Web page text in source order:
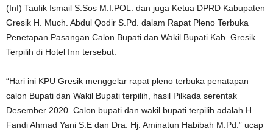
(Inf) Taufik Ismail S.Sos M.I.POL. dan juga Ketua DPRD Kabupaten
Gresik H. Much. Abdul Qodir S.Pd. dalam Rapat Pleno Terbuka
Penetapan Pasangan Calon Bupati dan Wakil Bupati Kab. Gresik
Terpilih di Hotel Inn tersebut.
“Hari ini KPU Gresik menggelar rapat pleno terbuka penatapan
calon Bupati dan Wakil Bupati terpilih, hasil Pilkada serentak
Desember 2020. Calon bupati dan wakil bupati terpilih adalah H.
Fandi Ahmad Yani S.E dan Dra. Hj. Aminatun Habibah M.Pd.” ucap